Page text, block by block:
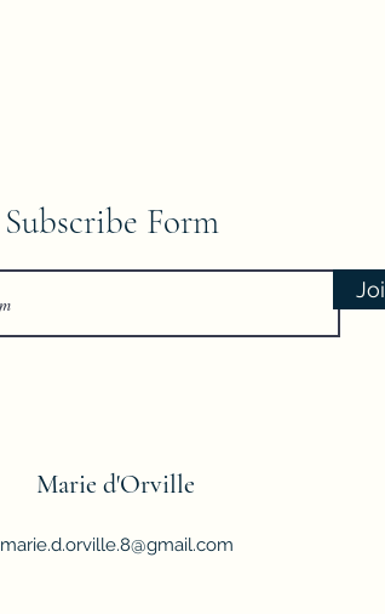
Subscribe Form
Marie d'Orville
marie.d.orville.8@gmail.com